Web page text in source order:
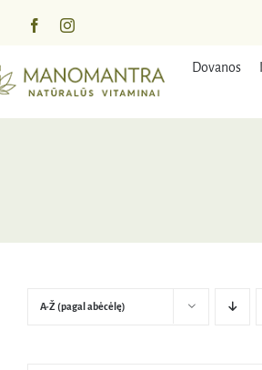
turinį
Dovanos
A-Ž (pagal abėcėlę)